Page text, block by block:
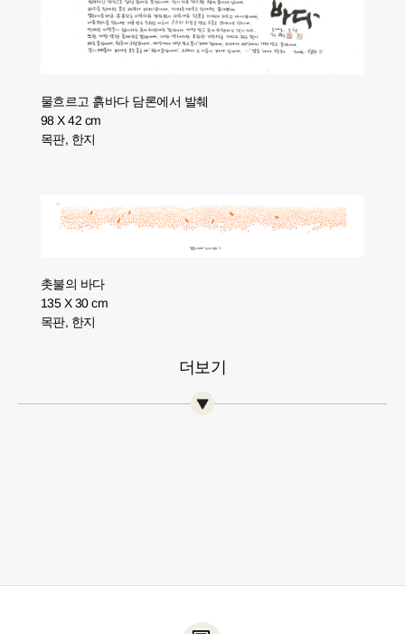
물흐르고 흙바다 담론에서 발췌
98 X 42 cm
목판, 한지
촛불의 바다
135 X 30 cm
목판, 한지
더보기